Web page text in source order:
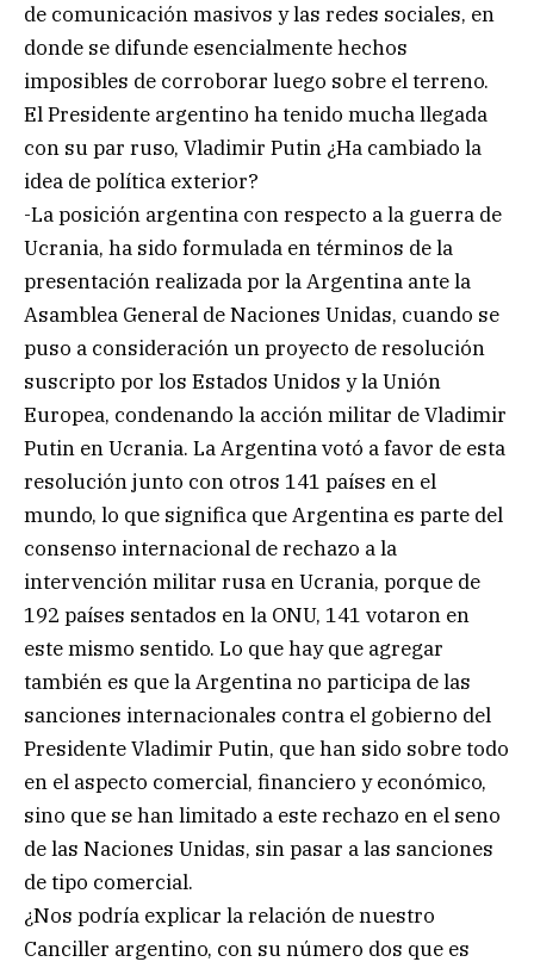
de comunicación masivos y las redes sociales, en
donde se difunde esencialmente hechos
imposibles de corroborar luego sobre el terreno.
El Presidente argentino ha tenido mucha llegada
con su par ruso, Vladimir Putin ¿Ha cambiado la
idea de política exterior?
-La posición argentina con respecto a la guerra de
Ucrania, ha sido formulada en términos de la
presentación realizada por la Argentina ante la
Asamblea General de Naciones Unidas, cuando se
puso a consideración un proyecto de resolución
suscripto por los Estados Unidos y la Unión
Europea, condenando la acción militar de Vladimir
Putin en Ucrania. La Argentina votó a favor de esta
resolución junto con otros 141 países en el
mundo, lo que significa que Argentina es parte del
consenso internacional de rechazo a la
intervención militar rusa en Ucrania, porque de
192 países sentados en la ONU, 141 votaron en
este mismo sentido. Lo que hay que agregar
también es que la Argentina no participa de las
sanciones internacionales contra el gobierno del
Presidente Vladimir Putin, que han sido sobre todo
en el aspecto comercial, financiero y económico,
sino que se han limitado a este rechazo en el seno
de las Naciones Unidas, sin pasar a las sanciones
de tipo comercial.
¿Nos podría explicar la relación de nuestro
Canciller argentino, con su número dos que es